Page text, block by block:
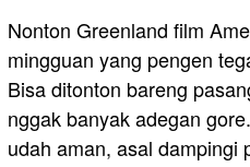
Nonton Greenland film
mingguan yang pengen
Bisa ditonton bareng
nggak banyak adegan
udah aman, asal dampingi